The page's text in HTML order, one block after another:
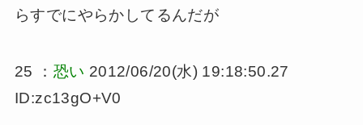
らすでにやらかしてるんだが
25 ： 恐い 2012/06/20(水) 19:18:50.27
ID:zc13gO+V0